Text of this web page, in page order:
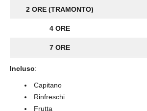
2 ORE (TRAMONTO)
4 ORE
7 ORE
Incluso:
Capitano
Rinfreschi
Frutta